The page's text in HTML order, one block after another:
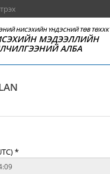
НИСЭХИЙН ҮНДЭСНИЙ ТӨВ ТӨХХК
МЭДЭЭЛЛИЙН
АЛБА
*